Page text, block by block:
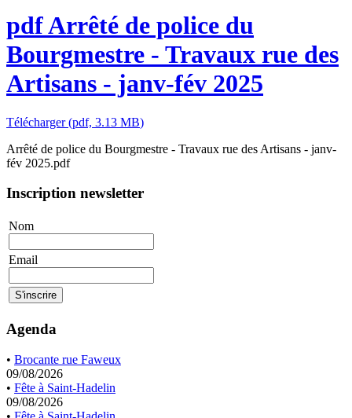
pdfArrêté de police du
Bourgmestre - Travaux rue des
Artisans - janv-fév 2025
Télécharger(pdf, 3.13 MB)
Arrêté de police du Bourgmestre - Travaux rue des Artisans - janv-
fév 2025.pdf
Inscription newsletter
Nom
Email
Agenda
• Brocante rue Faweux
09/08/2026
• Fête à Saint-Hadelin
09/08/2026